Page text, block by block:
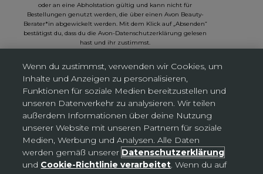
oder an eine Abholstation gültig und kann nicht für
Bestellungen genutzt werden, die über einen Avon Beauty-
Berater*in abgewickelt werden. Mit dem Klick auf „Absenden“
bestätigst du, dass du die Avon-Datenschutzerklärung gelesen
hast und ihr zustimmst.
Cookies-Einstellungen
Deutschland (EUR €)
Land
Bosnien und Herzegowina (BAM КМ)
Wenn du zustimmst, verwenden wir Cookies, um
Inhalte und Anzeigen zu personalisieren,
Funktionen für soziale Medien bereitzustellen und
unseren Datenverkehr zu analysieren. Wir teilen
außerdem Informationen über deine Nutzung
unserer Website mit unseren Partnern für soziale
Medien, Werbung und Analysen. Alle Daten
werden gemäß unserer Datenschutzerklärung
und Cookie-Richtlinie verarbeitet. Wenn du auf